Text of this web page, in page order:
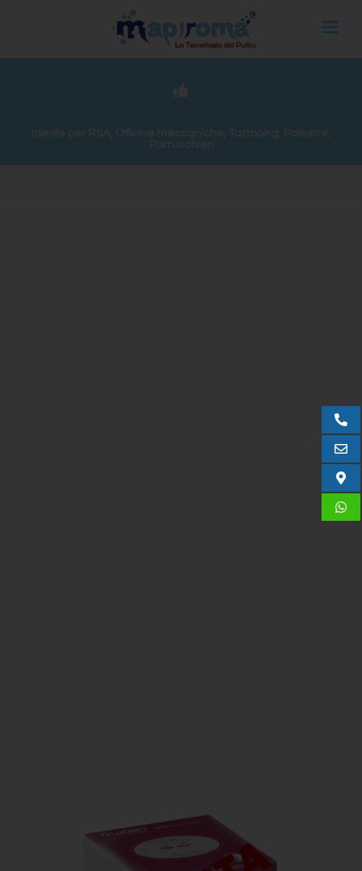
Ideale per RSA, Officine meccaniche, Tattooing, Palestre,
Parrucchieri